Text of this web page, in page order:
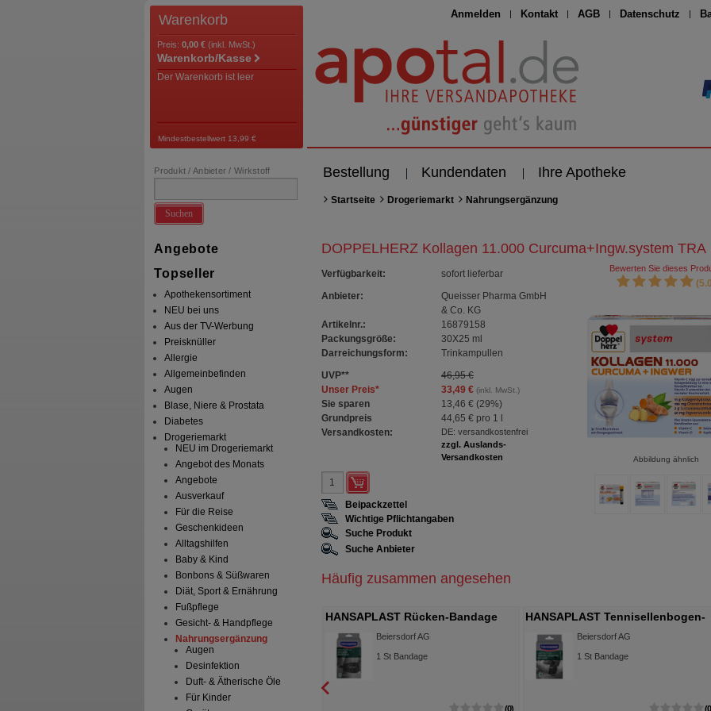
Anmelden Kontakt AGB Datenschutz
Warenkorb
Preis: 0,00 € (inkl. MwSt.)
Warenkorb/Kasse
Der Warenkorb ist leer
Mindestbestellwert 13,99 €
Bestellung Kundendaten Ihre Apotheke
Produkt / Anbieter / Wirkstoff
Suchen
Angebote
Topseller
Apothekensortiment
NEU bei uns
Aus der TV-Werbung
Preisknüller
Allergie
Allgemeinbefinden
Augen
Blase, Niere & Prostata
Diabetes
Drogeriemarkt
NEU im Drogeriemarkt
Angebot des Monats
Angebote
Ausverkauf
Für die Reise
Geschenkideen
Alltagshilfen
Baby & Kind
Bonbons & Süßwaren
Diät, Sport & Ernährung
Fußpflege
Gesicht- & Handpflege
Nahrungsergänzung
Augen
Desinfektion
Duft- & Ätherische Öle
Für Kinder
Startseite Drogeriemarkt Nahrungsergänzung
DOPPELHERZ Kollagen 11.000 Curcuma+Ingw.system TRA
Verfügbarkeit:
sofort lieferbar
Anbieter:
Queisser Pharma GmbH
& Co. KG
Artikelnr.:
16879158
Packungsgröße:
30X25 ml
Darreichungsform:
Trinkampullen
UVP**
46,95 €
Unser Preis* 33,49 €(inkl. MwSt.)
Sie sparen 13,46 € (29%)
Grundpreis
44,65 €pro 1 l
Versandkosten:
DE: versandkostenfrei
zzgl. Auslands-
Versandkosten
Bewerten Sie dieses
Abbildung ähnlich
Beipackzettel
Wichtige Pflichtangaben
Suche Produkt
Suche Anbieter
Häufig zusammen angesehen
MINOXIDIL
DoppelherzPhar.50mg/ml
Lsg.Anw.Haut Mann
Queisser Pharma GmbH & Co. KG
3X60ml Lösung
HANSAPLAST Rücken-Bandage
verstellbar 82-118 cm
Beiersdorf AG
1St Bandage
0
HANSAPLAST Tennisellenbogen-
Bandage verstellbar
Beiersdorf AG
1 St Bandage
0